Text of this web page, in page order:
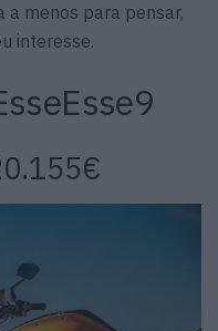
a menos para pensar,
interesse.